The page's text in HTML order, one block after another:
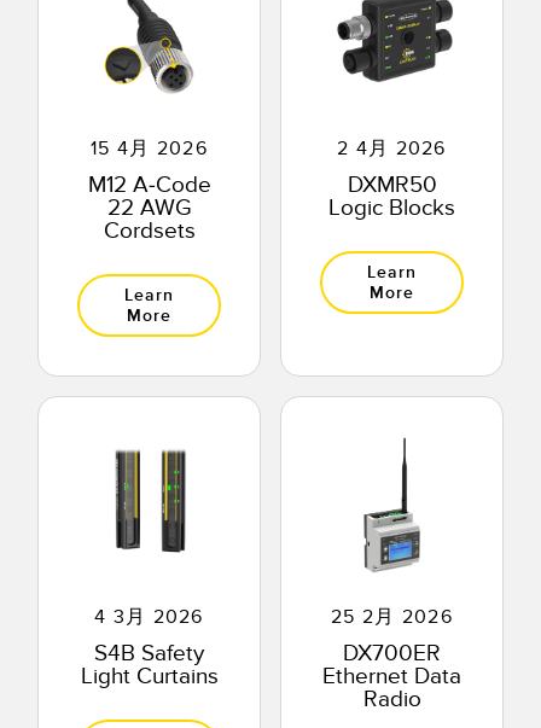
IO-Link対応センサ
15 4月 2026
M12 A-Code
22 AWG
Cordsets
Learn
More
2 4月 2026
DXMR50
Logic Blocks
Learn
More
4 3月 2026
S4B Safety
Light Curtains
25 2月 2026
DX700ER
Ethernet Data
Radio